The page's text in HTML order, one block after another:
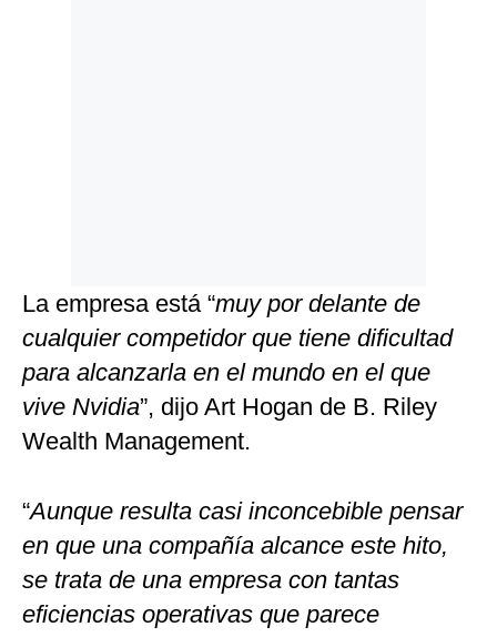
La empresa está “muy por delante de
cualquier competidor que tiene dificultad
para alcanzarla en el mundo en el que
vive Nvidia”, dijo Art Hogan de B. Riley
Wealth Management.
“Aunque resulta casi inconcebible pensar
en que una compañía alcance este hito,
se trata de una empresa con tantas
eficiencias operativas que parece